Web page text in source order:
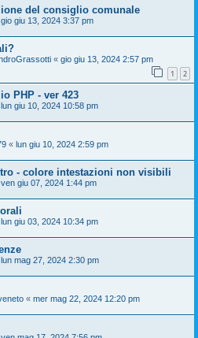
del consiglio comunale
gio giu 13, 2024 3:37 pm
« gio giu 13, 2024 2:57 pm
1 2
PHP - ver 423
lun giu 10, 2024 10:58 pm
« lun giu 10, 2024 2:59 pm
- colore intestazioni non visibili
ven giu 07, 2024 1:44 pm
lun giu 03, 2024 10:34 pm
lun mag 27, 2024 2:30 pm
« mer mag 22, 2024 12:20 pm